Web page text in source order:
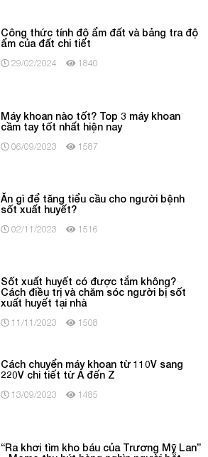
Công thức tính độ ẩm đất và bảng tra độ
ẩm của đất chi tiết
29/02/2024 1840
Máy khoan nào tốt? Top 3 máy khoan
cầm tay tốt nhất hiện nay
06/09/2023 1587
Ăn gì để tăng tiểu cầu cho người bệnh
sốt xuất huyết?
02/11/2023 1516
Sốt xuất huyết có được tắm không?
Cách điều trị và chăm sóc người bị sốt
xuất huyết tại nhà
11/11/2023 1508
Cách chuyển máy khoan từ 110V sang
220V chi tiết từ A đến Z
13/09/2023 1485
“Ra khơi tìm kho báu của Trương Mỹ Lan”